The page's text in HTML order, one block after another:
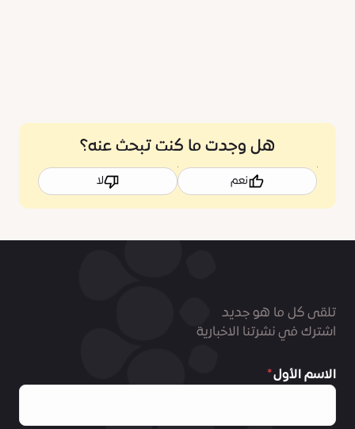
هل وجدت ما كنت تبحث عنه؟
نعم لا
تلقى كل ما هو جديد
اشترك في نشرتنا الاخبارية
الاسم الأول